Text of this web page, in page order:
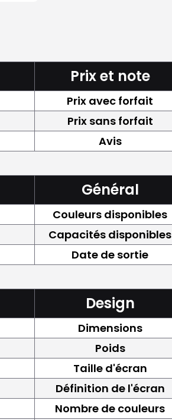
Prix et note
Prix avec forfait
Prix sans forfait
Avis
Général
Couleurs disponibles
Capacités disponibles
Date de sortie
Design
Dimensions
Poids
Taille d'écran
Définition de l'écran
Nombre de couleurs